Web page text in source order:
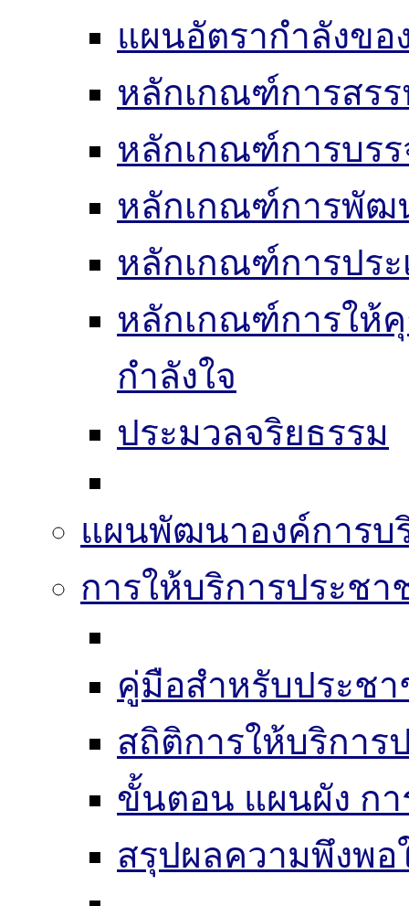
แผนอัตรากำลังขอ
หลักเกณฑ์การสร
หลักเกณฑ์การบร
หลักเกณฑ์การพัฒ
หลักเกณฑ์การปร
หลักเกณฑ์การให้
กำลังใจ
ประมวลจริยธรรม
แผนพัฒนาองค์การบ
การให้บริการประชา
คู่มือสำหรับประช
สถิติการให้บริการ
ขั้นตอน แผนผัง ก
สรุปผลความพึงพอ